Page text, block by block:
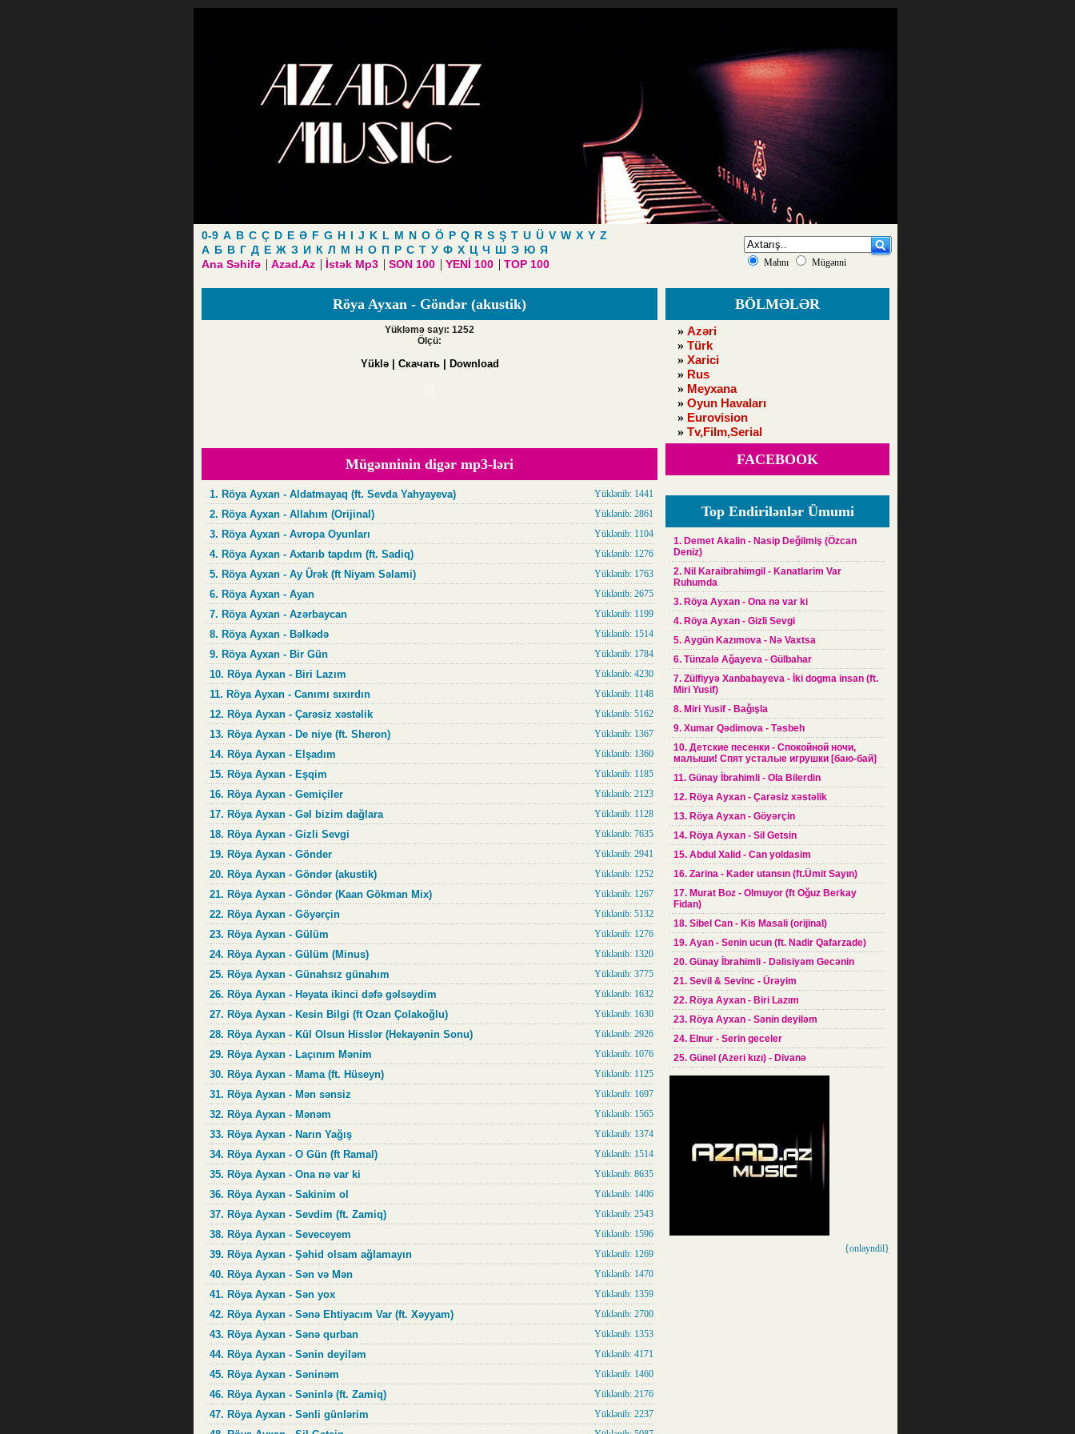
0-9 A B C Ç D E Ə F G H I J K L M N O Ö P Q R S Ş T U Ü V W X Y Z
А Б В Г Д Е Ж З И К Л М Н О П Р С Т У Ф Х Ц Ч Ш Э Ю Я
Ana Səhifə | Azad.Az | İstək Mp3 | SON 100 | YENİ 100 | TOP 100 Mahnı Mügənni
BÖLMƏLƏR
» Azəri
» Türk
» Xarici
» Rus
» Meyxana
» Oyun Havaları
» Eurovision
» Tv,Film,Serial
FACEBOOK
Top Endirilənlər Ümumi
1. Demet Akalin - Nasip Değilmiş (Özcan
Deniz)
2. Nil Karaibrahimgil - Kanatlarim Var
Ruhumda
3. Röya Ayxan - Ona nə var ki
4. Röya Ayxan - Gizli Sevgi
5. Aygün Kazımova - Nə Vaxtsa
6. Tünzalə Ağayeva - Gülbahar
7. Zülfiyyə Xanbabayeva - İki dogma insan (ft.
Miri Yusif)
8. Miri Yusif - Bağışla
9. Xumar Qədimova - Təsbeh
10. Детские песенки - Спокойной ночи,
малыши! Спят усталые игрушки [баю-бай]
11. Günay İbrahimli - Ola Bilerdin
12. Röya Ayxan - Çarəsiz xəstəlik
13. Röya Ayxan - Göyərçin
14. Röya Ayxan - Sil Getsin
15. Abdul Xalid - Can yoldasim
16. Zarina - Kader utansın (ft.Ümit Sayın)
17. Murat Boz - Olmuyor (ft Oğuz Berkay
Fidan)
18. Sibel Can - Kis Masali (orijinal)
19. Ayan - Senin ucun (ft. Nadir Qafarzade)
20. Günay İbrahimli - Dəlisiyəm Gecənin
21. Sevil & Sevinc - Ürəyim
22. Röya Ayxan - Biri Lazım
23. Röya Ayxan - Sənin deyiləm
24. Elnur - Serin geceler
25. Günel (Azeri kızı) - Divanə
{onlayndil}
Röya Ayxan - Göndər (akustik)
Yükləmə sayı: 1252
Ölçü:
Yüklə | Скачать | Download
Mügənninin digər mp3-ləri
Yüklənib: 1441
1. Röya Ayxan - Aldatmayaq (ft. Sevda Yahyayeva)
Yüklənib: 2861
2. Röya Ayxan - Allahım (Orijinal)
Yüklənib: 1104
3. Röya Ayxan - Avropa Oyunları
Yüklənib: 1276
4. Röya Ayxan - Axtarıb tapdım (ft. Sadiq)
Yüklənib: 1763
5. Röya Ayxan - Ay Ürək (ft Niyam Səlami)
Yüklənib: 2675
6. Röya Ayxan - Ayan
Yüklənib: 1199
7. Röya Ayxan - Azərbaycan
Yüklənib: 1514
8. Röya Ayxan - Bəlkədə
Yüklənib: 1784
9. Röya Ayxan - Bir Gün
Yüklənib: 4230
10. Röya Ayxan - Biri Lazım
Yüklənib: 1148
11. Röya Ayxan - Canımı sıxırdın
Yüklənib: 5162
12. Röya Ayxan - Çarəsiz xəstəlik
Yüklənib: 1367
13. Röya Ayxan - De niye (ft. Sheron)
Yüklənib: 1360
14. Röya Ayxan - Elşadım
Yüklənib: 1185
15. Röya Ayxan - Eşqim
Yüklənib: 2123
16. Röya Ayxan - Gemiçiler
Yüklənib: 1128
17. Röya Ayxan - Gəl bizim dağlara
Yüklənib: 7635
18. Röya Ayxan - Gizli Sevgi
Yüklənib: 2941
19. Röya Ayxan - Gönder
Yüklənib: 1252
20. Röya Ayxan - Göndər (akustik)
Yüklənib: 1267
21. Röya Ayxan - Göndər (Kaan Gökman Mix)
Yüklənib: 5132
22. Röya Ayxan - Göyərçin
Yüklənib: 1276
23. Röya Ayxan - Gülüm
Yüklənib: 1320
24. Röya Ayxan - Gülüm (Minus)
Yüklənib: 3775
25. Röya Ayxan - Günahsız günahım
Yüklənib: 1632
26. Röya Ayxan - Həyata ikinci dəfə gəlsəydim
Yüklənib: 1630
27. Röya Ayxan - Kesin Bilgi (ft Ozan Çolakoğlu)
Yüklənib: 2926
28. Röya Ayxan - Kül Olsun Hisslər (Hekayənin Sonu)
Yüklənib: 1076
29. Röya Ayxan - Laçınım Mənim
Yüklənib: 1125
30. Röya Ayxan - Mama (ft. Hüseyn)
Yüklənib: 1697
31. Röya Ayxan - Mən sənsiz
Yüklənib: 1565
32. Röya Ayxan - Mənəm
Yüklənib: 1374
33. Röya Ayxan - Narın Yağış
Yüklənib: 1514
34. Röya Ayxan - O Gün (ft Ramal)
Yüklənib: 8635
35. Röya Ayxan - Ona nə var ki
Yüklənib: 1406
36. Röya Ayxan - Sakinim ol
Yüklənib: 2543
37. Röya Ayxan - Sevdim (ft. Zamiq)
Yüklənib: 1596
38. Röya Ayxan - Seveceyem
Yüklənib: 1269
39. Röya Ayxan - Şəhid olsam ağlamayın
Yüklənib: 1470
40. Röya Ayxan - Sən və Mən
Yüklənib: 1359
41. Röya Ayxan - Sən yox
Yüklənib: 2700
42. Röya Ayxan - Sənə Ehtiyacım Var (ft. Xəyyam)
Yüklənib: 1353
43. Röya Ayxan - Sənə qurban
Yüklənib: 4171
44. Röya Ayxan - Sənin deyiləm
Yüklənib: 1460
45. Röya Ayxan - Səninəm
Yüklənib: 2176
46. Röya Ayxan - Səninlə (ft. Zamiq)
Yüklənib: 2237
47. Röya Ayxan - Sənli günlərim